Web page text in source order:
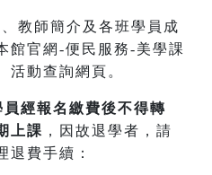
教師簡介及各班學員成
館官網-便民服務-美學課
活動查詢網頁。
員經報名繳費後不得轉
上課 ，因故退學者，請
退費手續：